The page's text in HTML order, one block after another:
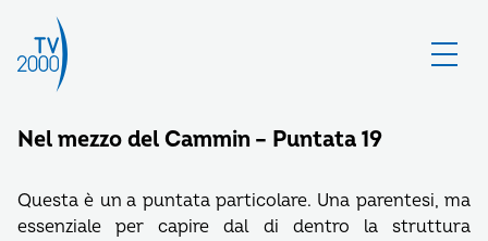
Nel mezzo del Cammin – Puntata 19
Questa è un a puntata particolare. Una parentesi, ma
essenziale per capire dal di dentro la struttura